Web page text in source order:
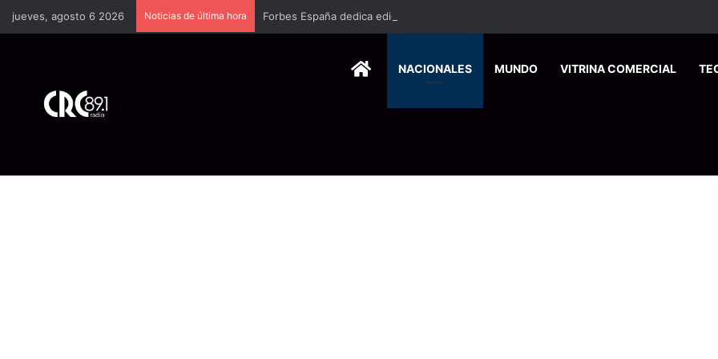
jueves, agosto 6 2026 Noticias de última hora Forbes España dedica edición especial a Costa Rica para promover el turismo europeo
HOMENACIONALES MUNDO VITRINA COMERCIAL